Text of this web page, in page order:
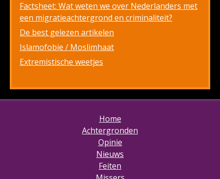
Factsheet: Wat weten we over Nederlanders met
een migratieachtergrond en criminaliteit?
De best gelezen artikelen
Islamofobie / Moslimhaat
Extremistische weetjes
Home
Achtergronden
Opinie
Nieuws
Feiten